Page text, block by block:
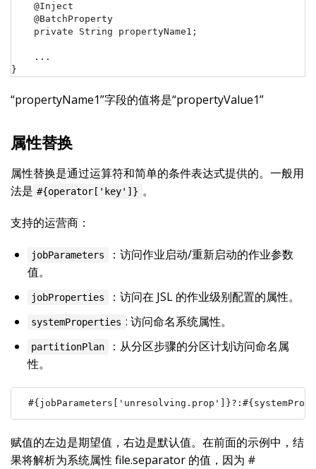
    @Inject
    @BatchProperty
    private String propertyName1;
    ...
}
“propertyName1”字段的值将是“propertyValue1”
属性替换
属性替换是通过运算符和简单的条件表达式提供的。一般用
法是 #{operator['key']} 。
支持的运营商：
jobParameters
：访问作业启动/重新启动的作业参数
值。
jobProperties ：访问在 JSL 的作业级别配置的属性。
systemProperties : 访问命名系统属性。
partitionPlan
：从分区步骤的分区计划访问命名属
性。
赋值的左边是期望值，右边是默认值。在前面的示例中，结
果将解析为系统属性 file.separator 的值，因为 #